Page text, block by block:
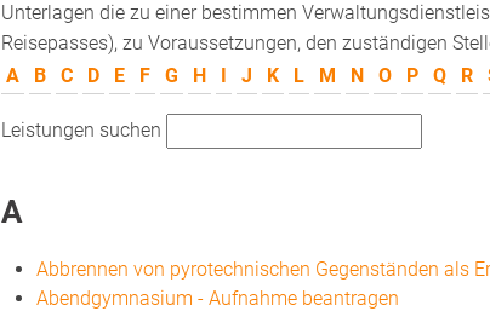
Unterlagen die zu einer bestimmen
Reisepasses), zu Voraussetzungen, den zuständigen
A
B C D E F G H J K L M N O P Q R
Leistungen suchen
A
Abbrennen von pyrotechnischen Gegenständen als
Abendgymnasium - Aufnahme beantragen